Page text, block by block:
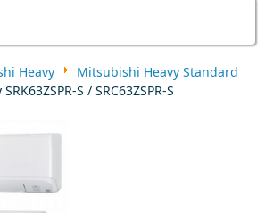
Heavy
Mitsubishi Heavy Standard
S / SRC63ZSPR-S